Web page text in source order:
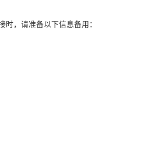
时，请准备以下信息备用：